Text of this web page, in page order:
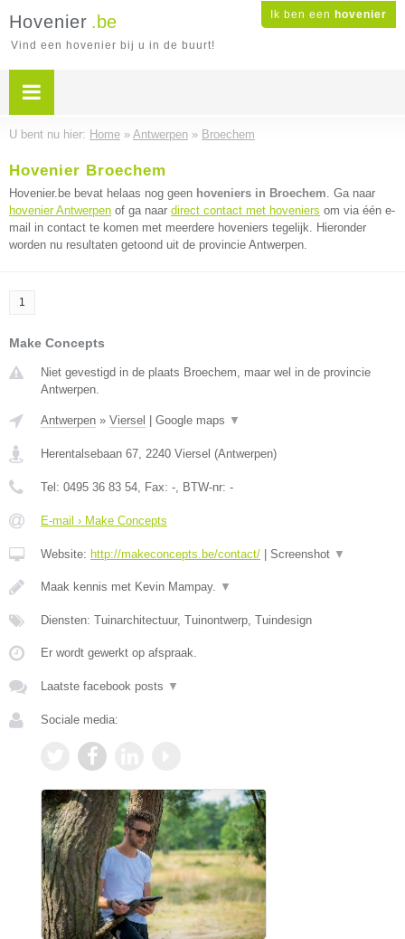
Ik ben een hovenier
Hovenier .be
Vind een hovenier bij u in de buurt!
U bent nu hier: Home » Antwerpen » Broechem
Hovenier Broechem
Hovenier.be bevat helaas nog geen hoveniers in Broechem. Ga naar
hovenier Antwerpen of ga naar direct contact met hoveniers om via één e-
mail in contact te komen met meerdere hoveniers tegelijk. Hieronder
worden nu resultaten getoond uit de provincie Antwerpen.
1
Make Concepts
Niet gevestigd in de plaats Broechem, maar wel in de provincie
Antwerpen.
Antwerpen » Viersel Google maps ▼
Herentalsebaan 67, 2240 Viersel (Antwerpen)
Tel: 0495 36 83 54, Fax: -, BTW-nr: -
E-mail › Make Concepts
Website: http://makeconcepts.be/contact/ Screenshot ▼
Maak kennis met Kevin Mampay. ▼
Diensten: Tuinarchitectuur, Tuinontwerp, Tuindesign
Er wordt gewerkt op afspraak.
Laatste facebook posts ▼
Sociale media: